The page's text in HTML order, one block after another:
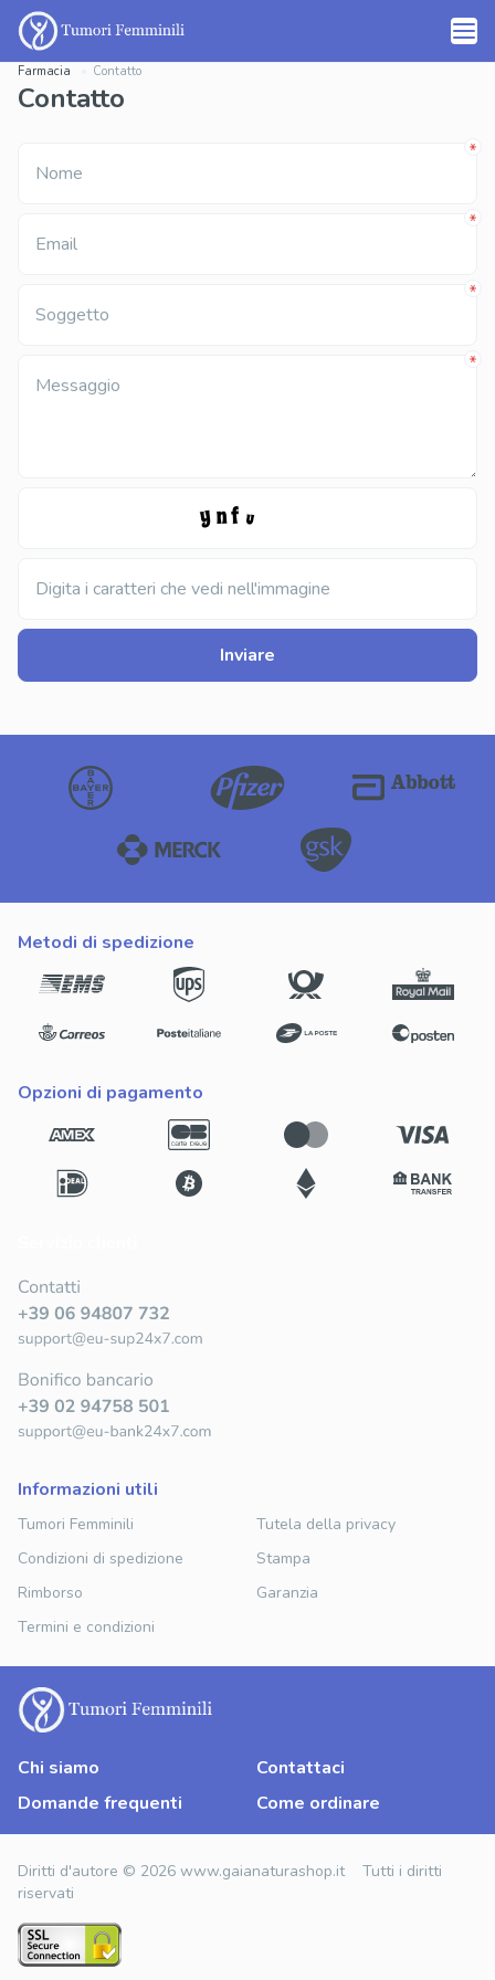
Farmacia Contatto
Contatto
Nome
Email
Soggetto
Messaggio
Digita i caratteri che vedi nell'immagine
Inviare
metodi di spedizione
opzioni di pagamento
informazioni utili
Tumori Femminili
Condizioni di spedizione
Rimborso
Termini e condizioni
Tutela della privacy
Stampa
Garanzia
Chi siamo
Domande frequenti
Contattaci
Come ordinare
Diritti d'autore © 2026 www.gaianaturashop.it Tutti i diritti
riservati